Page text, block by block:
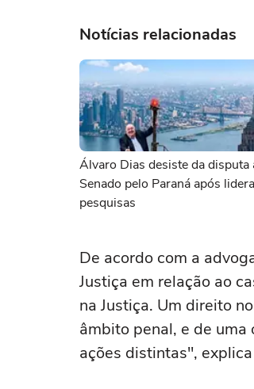
Notícias relacionadas
Álvaro Dias desiste da disputa
Senado pelo Paraná após
pesquisas
De acordo com a
Justiça em relação ao
na Justiça. Um direito
âmbito penal, e de
ações distintas",